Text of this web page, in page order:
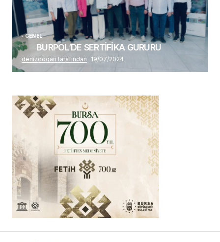
GENEL
BURPOL’DE SERTİFİKA GURURU
denizdogan tarafından 19/07/2024